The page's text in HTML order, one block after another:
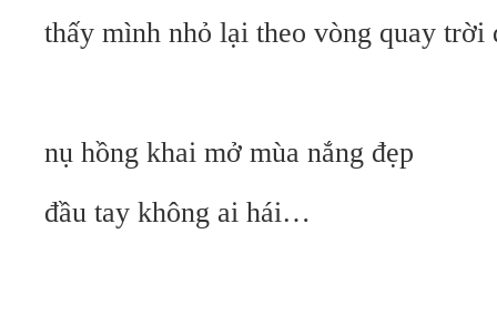
thấy mình nhỏ lại theo vòng quay trời
nụ hồng khai mở mùa nắng đẹp
đầu tay không ai hái…